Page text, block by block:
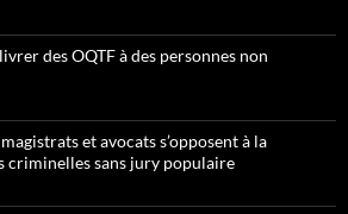
des OQTF à des personnes non
et avocats s’opposent à la
criminelles sans jury populaire